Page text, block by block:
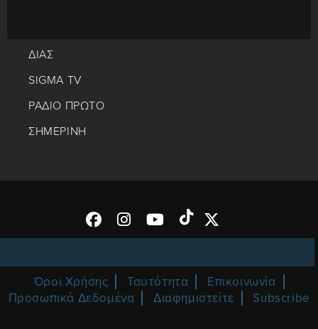
ΔΙΑΣ
SIGMA TV
ΡΑΔΙΟ ΠΡΩΤΟ
ΣΗΜΕΡΙΝΗ
Όροι Χρήσης Ταυτότητα
Επικοινωνία
Προσωπικά Δεδομένα
Διαφημιστείτε Subscribe